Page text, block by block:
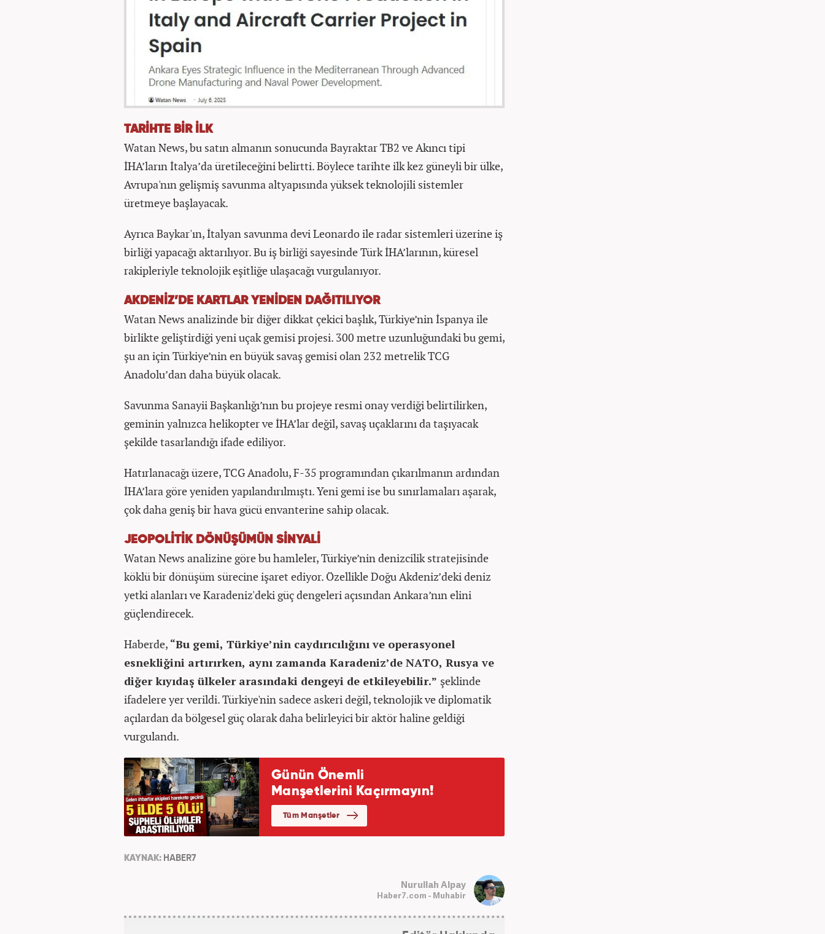
TARİHTE BİR İLK
Watan News, bu satın almanın sonucunda Bayraktar TB2 ve Akıncı tipi
İHA’ların İtalya’da üretileceğini belirtti. Böylece tarihte ilk kez güneyli bir ülke,
Avrupa'nın gelişmiş savunma altyapısında yüksek teknolojili sistemler
üretmeye başlayacak.
Ayrıca Baykar'ın, İtalyan savunma devi Leonardo ile radar sistemleri üzerine iş
birliği yapacağı aktarılıyor. Bu iş birliği sayesinde Türk İHA’larının, küresel
rakipleriyle teknolojik eşitliğe ulaşacağı vurgulanıyor.
AKDENİZ’DE KARTLAR YENİDEN DAĞITILIYOR
Watan News analizinde bir diğer dikkat çekici başlık, Türkiye’nin İspanya ile
birlikte geliştirdiği yeni uçak gemisi projesi. 300 metre uzunluğundaki bu gemi,
şu an için Türkiye’nin en büyük savaş gemisi olan 232 metrelik TCG
Anadolu’dan daha büyük olacak.
Savunma Sanayii Başkanlığı’nın bu projeye resmi onay verdiği belirtilirken,
geminin yalnızca helikopter ve İHA’lar değil, savaş uçaklarını da taşıyacak
şekilde tasarlandığı ifade ediliyor.
Hatırlanacağı üzere, TCG Anadolu, F-35 programından çıkarılmanın ardından
İHA’lara göre yeniden yapılandırılmıştı. Yeni gemi ise bu sınırlamaları aşarak,
çok daha geniş bir hava gücü envanterine sahip olacak.
JEOPOLİTİK DÖNÜŞÜMÜN SİNYALİ
Watan News analizine göre bu hamleler, Türkiye’nin denizcilik stratejisinde
köklü bir dönüşüm sürecine işaret ediyor. Özellikle Doğu Akdeniz’deki deniz
yetki alanları ve Karadeniz'deki güç dengeleri açısından Ankara’nın elini
güçlendirecek.
Haberde, “Bu gemi, Türkiye’nin caydırıcılığını ve operasyonel
esnekliğini artırırken, aynı zamanda Karadeniz’de NATO, Rusya ve
diğer kıyıdaş ülkeler arasındaki dengeyi de etkileyebilir.” şeklinde
ifadelere yer verildi. Türkiye'nin sadece askeri değil, teknolojik ve diplomatik
açılardan da bölgesel güç olarak daha belirleyici bir aktör haline geldiği
vurgulandı.
KAYNAK: HABER7
Nurullah Alpay
Haber7.com - Muhabir